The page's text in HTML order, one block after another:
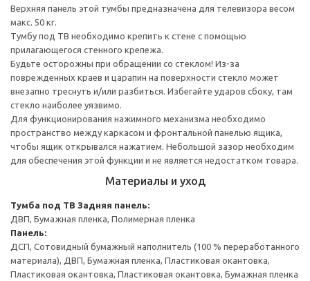
Верхняя панель этой тумбы предназначена для телевизора весом
макс. 50 кг.
Тумбу под ТВ необходимо крепить к стене с помощью
прилагающегося стенного крепежа.
Будьте осторожны при обращении со стеклом! Из-за
поврежденных краев и царапин на поверхности стекло может
внезапно треснуть и/или разбиться. Избегайте ударов сбоку, там
стекло наиболее уязвимо.
Для функционирования нажимного механизма необходимо
пространство между каркасом и фронтальной панелью ящика,
чтобы ящик открывался нажатием. Небольшой зазор необходим
для обеспечения этой функции и не является недостатком товара.
Материалы и уход
Тумба под ТВ Задняя панель:
ДВП, Бумажная пленка, Полимерная пленка
Панель:
ДСП, Сотовидный бумажный наполнитель (100 % переработанного
материала), ДВП, Бумажная пленка, Пластиковая окантовка,
Пластиковая окантовка, Пластиковая окантовка, Бумажная пленка